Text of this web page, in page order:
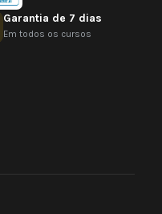
Garantia de 7 dias
Em todos os cursos